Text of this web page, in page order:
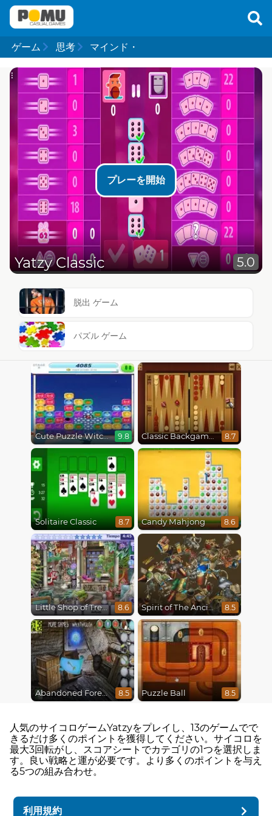
ゲーム 思考 マインド・
プレーを開始
Yatzy Classic 5.0
脱出 ゲーム
パズル ゲーム
Cute Puzzle Witch 9.8 Classic Backgammon 8.7
Solitaire Classic 8.7 Candy Mahjong 8.6
Little Shop of Treasures 8.6 Spirit of The Ancient Forest 8.5
Abandoned Forest House 8.5 Puzzle Ball 8.5
人気のサイコロゲームYatzyをプレイし、13のゲームでで
きるだけ多くのポイントを獲得してください。サイコロを
最大3回転がし、スコアシートでカテゴリの1つを選択しま
す。良い戦略と運が必要です。より多くのポイントを与え
る5つの組み合わせ。
利用規約